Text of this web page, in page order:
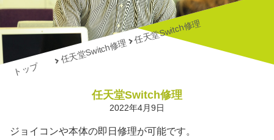
トップ
任天堂Switch修理
任天堂Switch修理
任天堂Switch修理
2022年4月9日
ジョイコンや本体の即日修理が可能です。